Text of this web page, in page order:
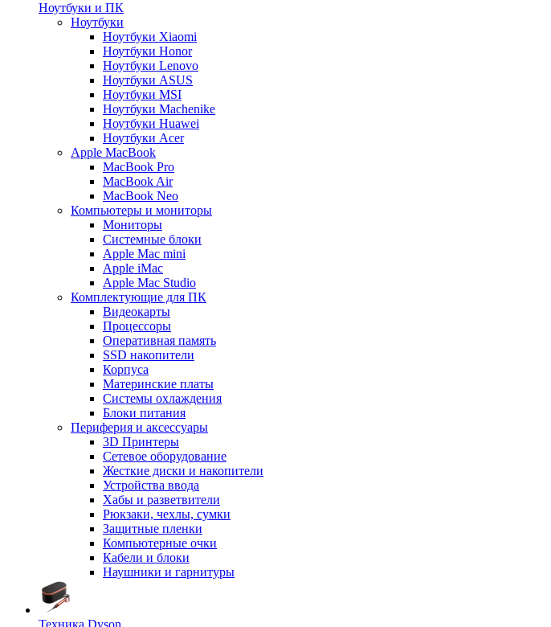
Ноутбуки и ПК
Ноутбуки
Ноутбуки Xiaomi
Ноутбуки Honor
Ноутбуки Lenovo
Ноутбуки ASUS
Ноутбуки MSI
Ноутбуки Machenike
Ноутбуки Huawei
Ноутбуки Acer
Apple MacBook
MacBook Pro
MacBook Air
MacBook Neo
Компьютеры и мониторы
Мониторы
Системные блоки
Apple Mac mini
Apple iMac
Apple Mac Studio
Комплектующие для ПК
Видеокарты
Процессоры
Оперативная память
SSD накопители
Корпуса
Материнские платы
Системы охлаждения
Блоки питания
Периферия и аксессуары
3D Принтеры
Сетевое оборудование
Жесткие диски и накопители
Устройства ввода
Хабы и разветвители
Рюкзаки, чехлы, сумки
Защитные пленки
Компьютерные очки
Кабели и блоки
Наушники и гарнитуры
Техника Dyson